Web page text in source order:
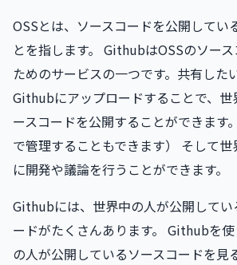
OSSとは、ソースコードを公開してい
とを指します。 GithubはOSSのソー
ためのサービスの一つです。共有した
Githubにアップロードすることで、世
ースコードを公開することができます
で管理することもできます） そして
に開発や議論を行うことができます。
Githubには、世界中の人が公開してい
ードがたくさんあります。 Githubを
の人が公開しているソースコードを見